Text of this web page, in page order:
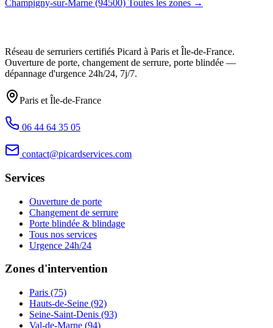
Champigny-sur-Marne (94500) Toutes les zones →
Réseau de serruriers certifiés Picard à Paris et Île-de-France.
Ouverture de porte, changement de serrure, porte blindée —
dépannage d'urgence 24h/24, 7j/7.
Paris et Île-de-France
06 44 64 35 05
contact@picardservices.com
Services
Ouverture de porte
Changement de serrure
Porte blindée & blindage
Tous nos services
Urgence 24h/24
Zones d'intervention
Paris (75)
Hauts-de-Seine (92)
Seine-Saint-Denis (93)
Val-de-Marne (94)